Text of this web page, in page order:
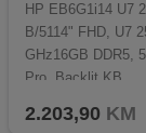
HP EB6G1i14 U7
B/5114" FHD, U7
GHz16GB DDR5,
Pro, Backlit KB
2.203,90 KM